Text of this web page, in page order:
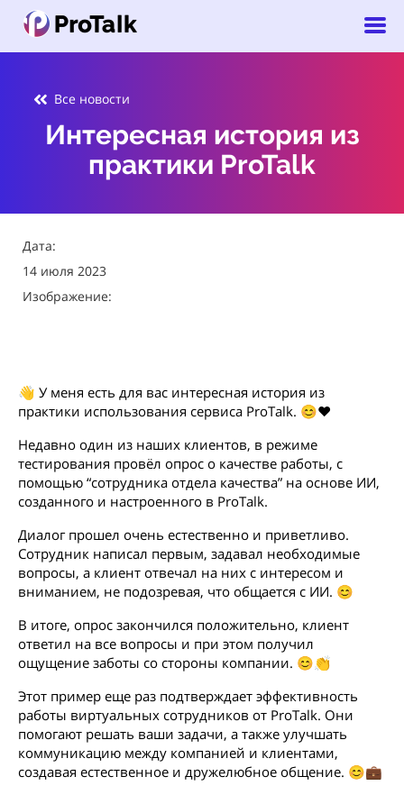
Все новости
Интересная история из
практики ProTalk
Дата:
14 июля 2023
Изображение:
👋 У меня есть для вас интересная история из
практики использования сервиса ProTalk. 😊❤️
Недавно один из наших клиентов, в режиме
тестирования провёл опрос о качестве работы, с
помощью “сотрудника отдела качества” на основе ИИ,
созданного и настроенного в ProTalk.
Диалог прошел очень естественно и приветливо.
Сотрудник написал первым, задавал необходимые
вопросы, а клиент отвечал на них с интересом и
вниманием, не подозревая, что общается с ИИ. 😊
В итоге, опрос закончился положительно, клиент
ответил на все вопросы и при этом получил
ощущение заботы со стороны компании. 😊👏
Этот пример еще раз подтверждает эффективность
работы виртуальных сотрудников от ProTalk. Они
помогают решать ваши задачи, а также улучшать
коммуникацию между компанией и клиентами,
создавая естественное и дружелюбное общение. 😊💼